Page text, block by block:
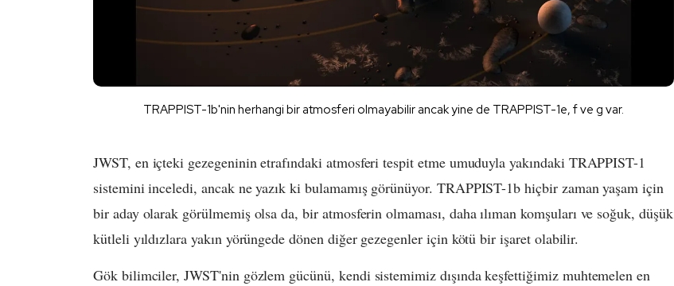
TRAPPIST-1b'nin herhangi bir atmosferi olmayabilir ancak yine de TRAPPIST-1e, f ve g var.
JWST, en içteki gezegeninin etrafındaki atmosferi tespit etme umuduyla yakındaki TRAPPIST-1
sistemini inceledi, ancak ne yazık ki bulamamış görünüyor. TRAPPIST-1b hiçbir zaman yaşam için
bir aday olarak görülmemiş olsa da, bir atmosferin olmaması, daha ılıman komşuları ve soğuk, düşük
kütleli yıldızlara yakın yörüngede dönen diğer gezegenler için kötü bir işaret olabilir.
Gök bilimciler, JWST'nin gözlem gücünü, kendi sistemimiz dışında keşfettiğimiz muhtemelen en